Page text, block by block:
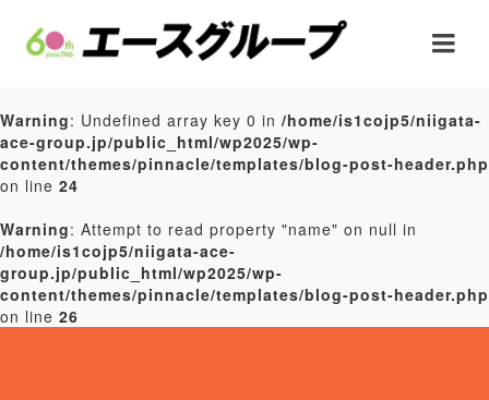
Warning: Undefined array key 0 in /home/is1cojp5/niigata-
ace-group.jp/public_html/wp2025/wp-
content/themes/pinnacle/templates/blog-post-header.php
on line 24
Warning: Attempt to read property "name" on null in
/home/is1cojp5/niigata-ace-
group.jp/public_html/wp2025/wp-
content/themes/pinnacle/templates/blog-post-header.php
on line 26